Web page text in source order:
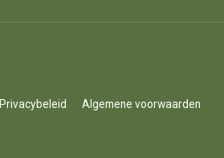
Privacybeleid Algemene voorwaarden